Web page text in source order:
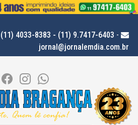
(11) 4033-8383 - (11) 9.7417-6403 -
jornal@jornalemdia.com.br